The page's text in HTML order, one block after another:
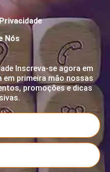
Nós
Inscreva-se agora em
em primeira mão nossas
promoções e dicas